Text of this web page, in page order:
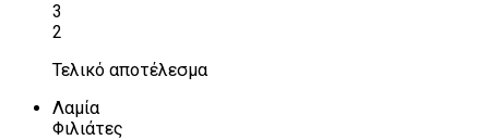
3
2
Τελικό αποτέλεσμα
Λαμία
Φιλιάτες